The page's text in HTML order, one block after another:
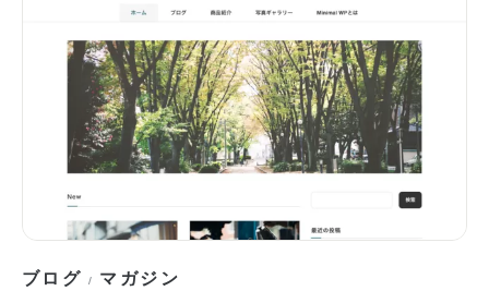
ブログ / マガジン